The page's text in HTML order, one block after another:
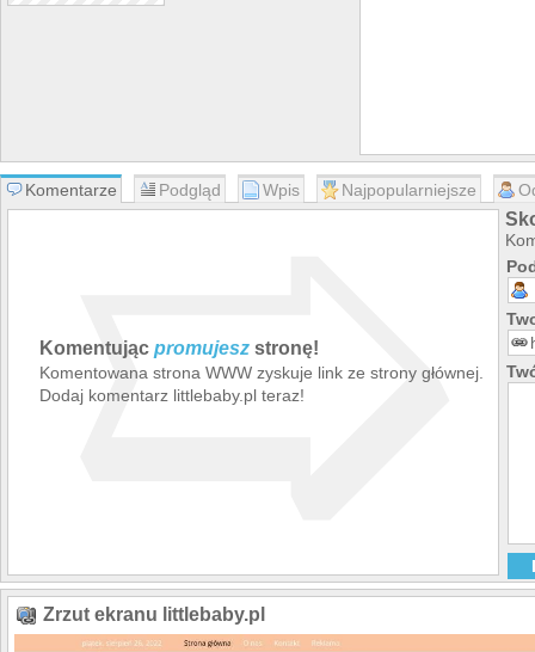
Komentarze Podgląd Wpis Najpopularniejsze
Komentując promujesz stronę!
Komentowana strona WWW zyskuje link ze strony głównej.
Dodaj komentarz littlebaby.pl teraz!
➯
Zrzut ekranu littlebaby.pl